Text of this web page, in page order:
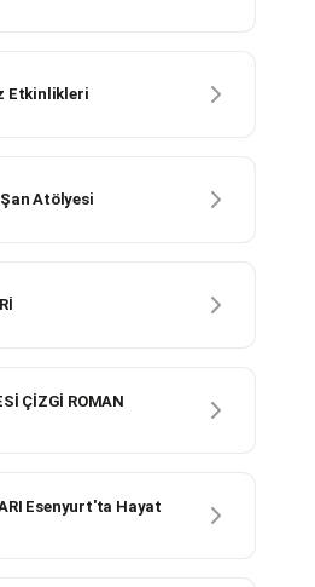
Etkinlikleri
Atölyesi
ÇİZGİ ROMAN
Esenyurt'ta Hayat